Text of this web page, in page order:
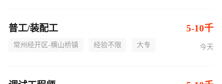
普工/装配工 5-10千
常州经开区-横山桥镇 经验不限 大专 今天